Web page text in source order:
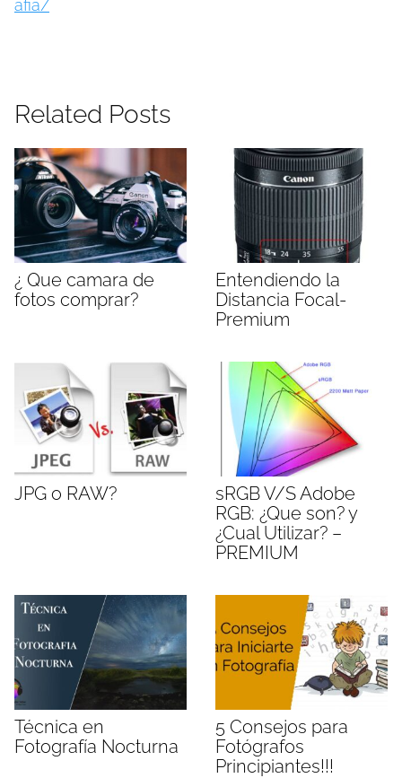
afia/
Related Posts
¿ Que camara de
fotos comprar?
Entendiendo la
Distancia Focal-
Premium
JPG o RAW?
sRGB V/S Adobe
RGB: ¿Que son? y
¿Cual Utilizar? –
PREMIUM
Técnica en
Fotografía Nocturna
5 Consejos para
Fotógrafos
Principiantes!!!